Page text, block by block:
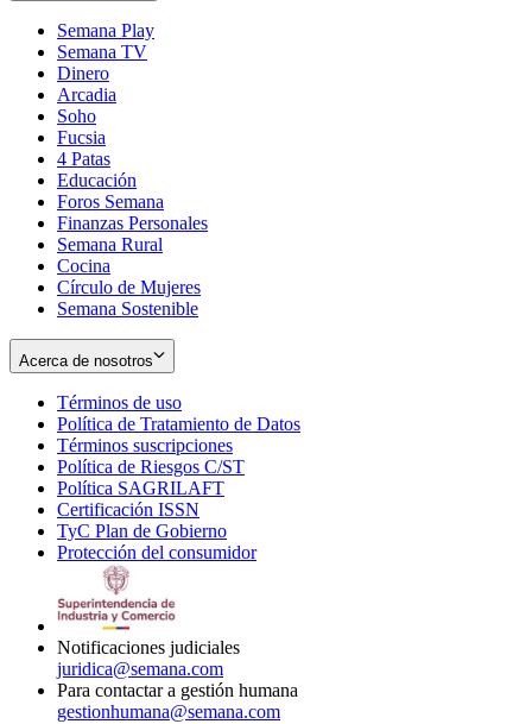
Semana Play
Semana TV
Dinero
Arcadia
Soho
in
new
window
Fucsia
in
new
window
4 Patas
Educación
Foros Semana
Finanzas Personales
Semana Rural
Cocina
Círculo de Mujeres
Semana Sostenible
Acerca de nosotros
Términos de uso
in
new
window
Política de Tratamiento de Datos
Términos suscripciones
in
Política de Riesgos C/ST
Política SAGRILAFT
new
window
Certificación ISSN
in
new
TyC Plan de Gobierno
in
Protección del consumidorOpens
Notificaciones judiciales
juridica@semana.com
Para contactar a gestión humana
gestionhumana@semana.com